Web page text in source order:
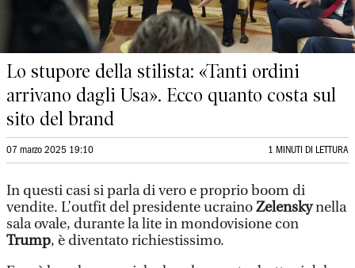
Lo stupore della stilista: «Tanti ordini
arrivano dagli Usa». Ecco quanto costa sul
sito del brand
07 marzo 2025 19:10 1 MINUTI DI LETTURA
In questi casi si parla di vero e proprio boom di
vendite. L’outfit del presidente ucrainoZelenskynella
sala ovale, durante la lite in mondovisione con
Trump, è diventato richiestissimo.